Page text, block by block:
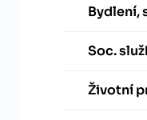
Bydlení,
Soc.
Životní